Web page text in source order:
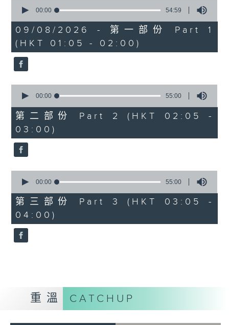
seconds
54
minutes,
59
seconds
00:00 54:59
09/08/2026 - 第一部份 Part 1
(HKT 01:05 - 02:00)
seconds
55
minutes,
0
seconds
00:00 55:00
第二部份 Part 2 (HKT 02:05 -
03:00)
seconds
55
minutes,
0
seconds
00:00 55:00
第三部份 Part 3 (HKT 03:05 -
04:00)
重溫 CATCHUP